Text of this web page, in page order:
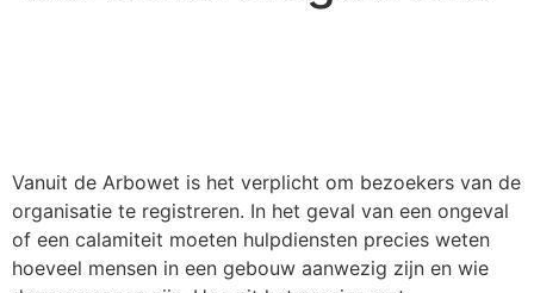
Vanuit de Arbowet is het verplicht om bezoekers van de
organisatie te registreren. In het geval van een ongeval
of een calamiteit moeten hulpdiensten precies weten
hoeveel mensen in een gebouw aanwezig zijn en wie